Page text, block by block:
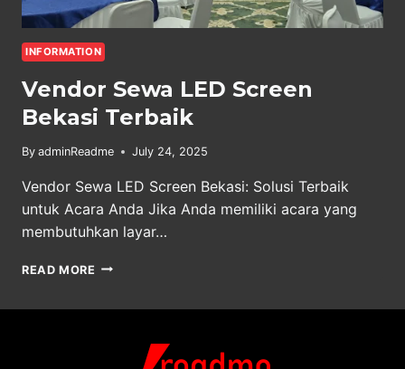
INFORMATION
Vendor Sewa LED Screen
Bekasi Terbaik
By adminReadme July 24, 2025
Vendor Sewa LED Screen Bekasi: Solusi Terbaik
untuk Acara Anda Jika Anda memiliki acara yang
membutuhkan layar…
READ MORE VENDOR
TERBAIK